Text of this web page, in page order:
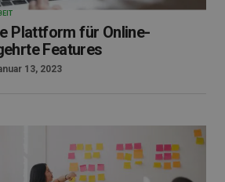
Plattform für Online-
Features
13, 2023